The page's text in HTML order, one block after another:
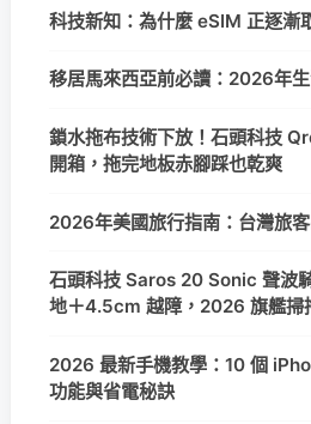
科技新知：為什麼 eSIM 正逐漸
移居馬來西亞前必讀：2026年
鎖水拖布技術下放！石頭科技
開箱，拖完地板赤腳踩也乾爽
2026年美國旅行指南：台灣旅
石頭科技 Saros 20 Sonic 聲波
地＋4.5cm 越障，2026 旗艦掃
2026 最新手機教學：10 個
功能與省電秘訣